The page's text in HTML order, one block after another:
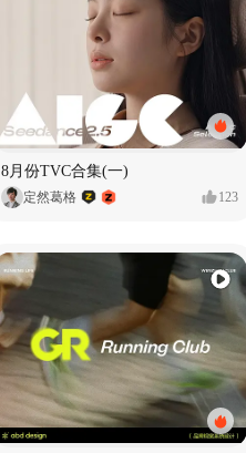
8月份TVC合集(一)
定然葛格 123